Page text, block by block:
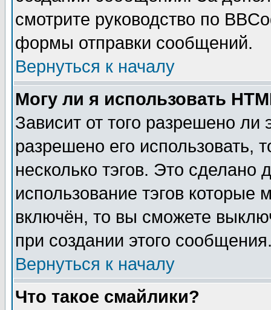
смотрите руководство по
формы отправки сообщений.
Вернуться к началу
Могу ли я использовать
Зависит от того разрешено
разрешено его использовать,
несколько тэгов. Это сделано
использование тэгов
включён, то вы сможете
при создании этого
Вернуться к началу
Что такое смайлики?